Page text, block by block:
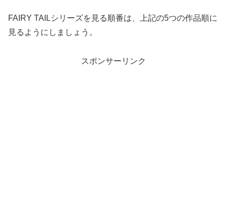
FAIRY TAILシリーズを見る順番は、上記の5つの作品順に
見るようにしましょう。
スポンサーリンク